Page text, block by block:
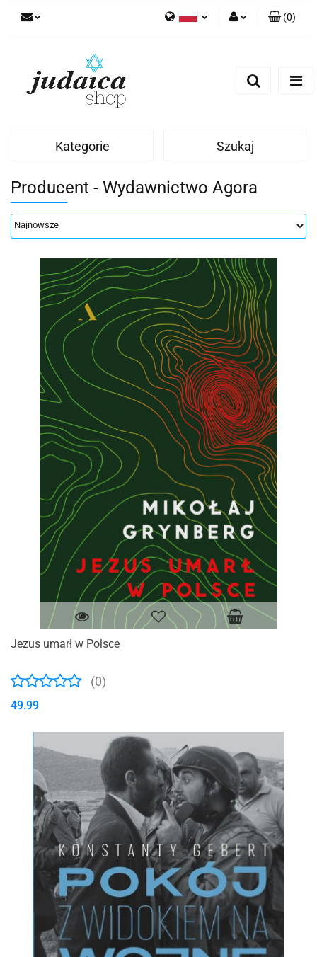
(0)
Kategorie Szukaj
Producent - Wydawnictwo Agora
Jezus umarł w Polsce
(0)
49.99